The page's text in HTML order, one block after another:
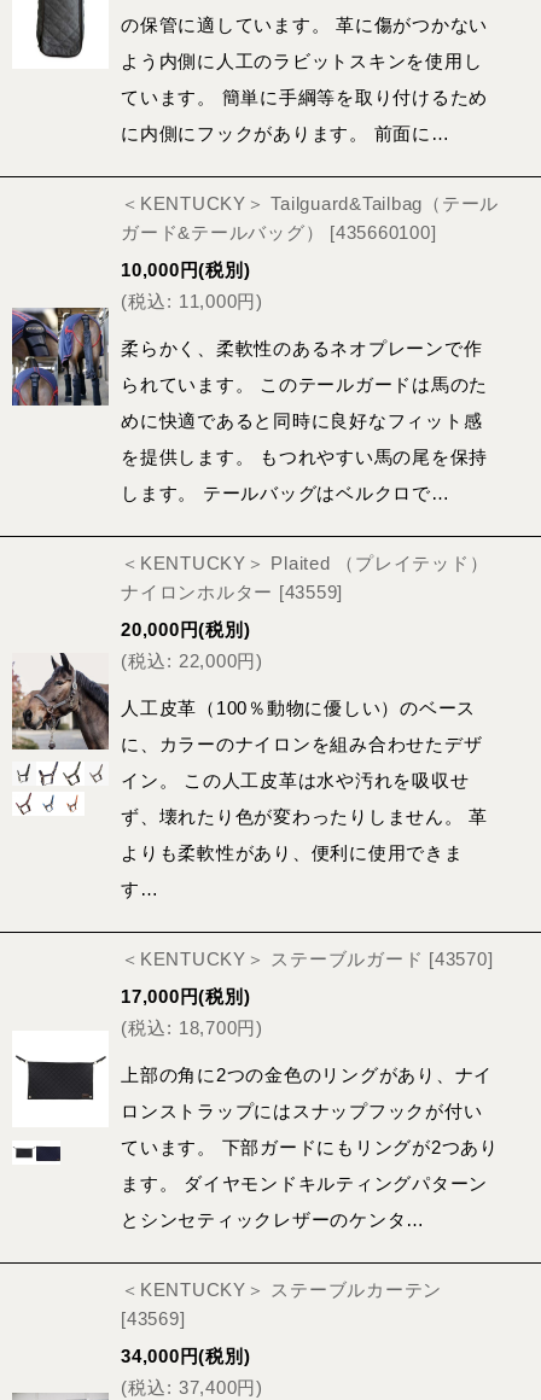
の保管に適しています。 革に傷がつかない
よう内側に人工のラビットスキンを使用し
ています。 簡単に手綱等を取り付けるため
に内側にフックがあります。 前面に…
＜KENTUCKY＞ Tailguard&Tailbag（テール
ガード&テールバッグ）
[435660100]
10,000 円(税別)
(税込: 11,000円)
柔らかく、柔軟性のあるネオプレーンで作
られています。 このテールガードは馬のた
めに快適であると同時に良好なフィット感
を提供します。 もつれやすい馬の尾を保持
します。 テールバッグはベルクロで…
＜KENTUCKY＞ Plaited （プレイテッド）
ナイロンホルター [43559]
20,000 円(税別)
(税込: 22,000円)
人工皮革（100％動物に優しい）のベース
に、カラーのナイロンを組み合わせたデザ
イン。 この人工皮革は水や汚れを吸収せ
ず、壊れたり色が変わったりしません。 革
よりも柔軟性があり、便利に使用できま
す…
＜KENTUCKY＞ ステーブルガード [43570]
17,000 円(税別)
(税込: 18,700円)
上部の角に2つの金色のリングがあり、ナイ
ロンストラップにはスナップフックが付い
ています。 下部ガードにもリングが2つあり
ます。 ダイヤモンドキルティングパターン
とシンセティックレザーのケンタ…
＜KENTUCKY＞ ステーブルカーテン
[43569]
34,000 円(税別)
(税込: 37,400円)